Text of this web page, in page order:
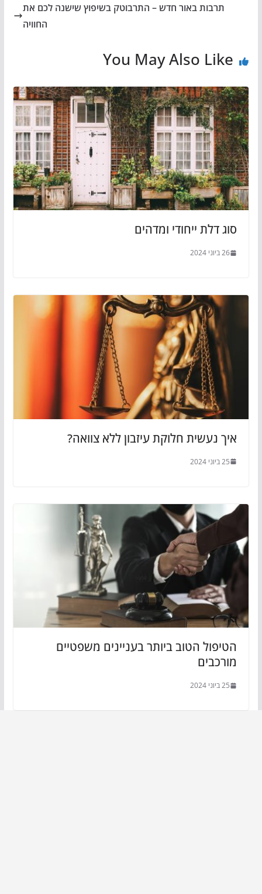
תרבות באור חדש – התרבוטק בשיפוץ שישנה לכם את
החוויה
You May Also Like
סוג דלת ייחודי ומדהים
26 ביוני 2024
איך נעשית חלוקת עיזבון ללא צוואה?
25 ביוני 2024
הטיפול הטוב ביותר בעניינים משפטיים
מורכבים
25 ביוני 2024